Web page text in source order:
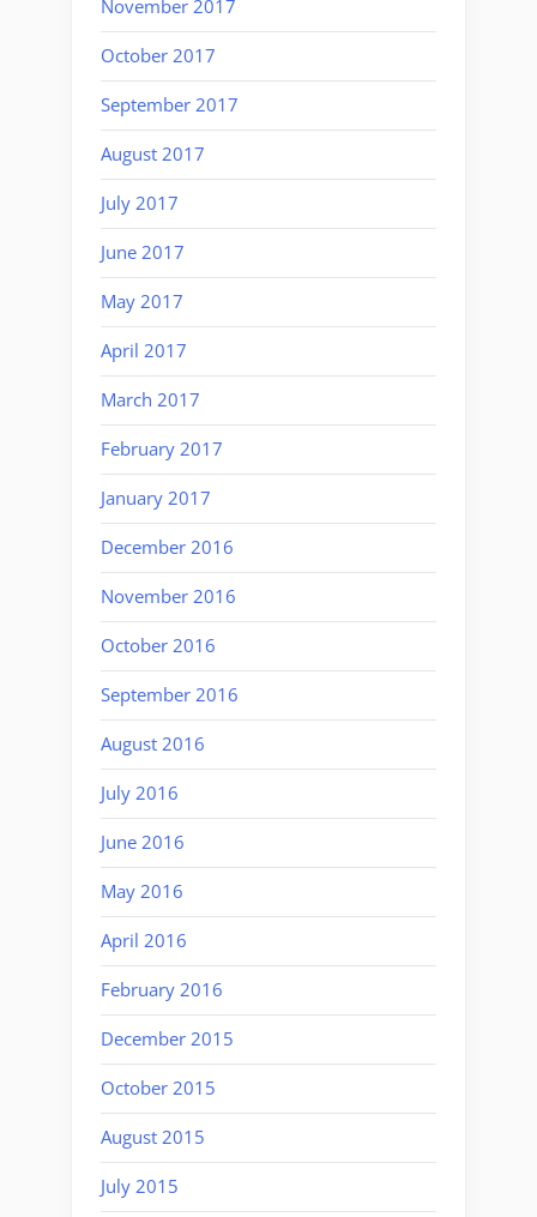
November 2017
October 2017
September 2017
August 2017
July 2017
June 2017
May 2017
April 2017
March 2017
February 2017
January 2017
December 2016
November 2016
October 2016
September 2016
August 2016
July 2016
June 2016
May 2016
April 2016
February 2016
December 2015
October 2015
August 2015
July 2015